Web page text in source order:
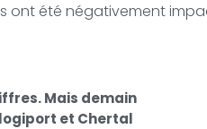
ont été négativement
Mais demain
et Chertal